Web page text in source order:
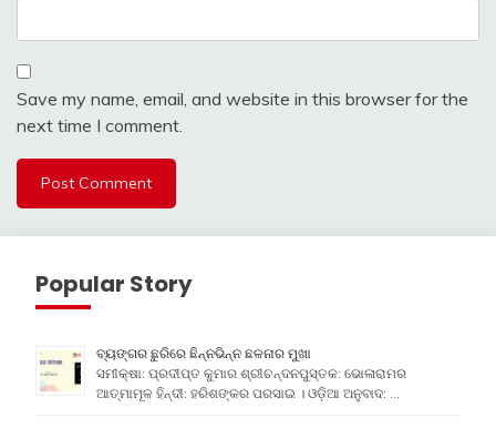
Save my name, email, and website in this browser for the
next time I comment.
Popular Story
ବ୍ୟଙ୍ଗର ଛୁରିରେ ଛିନ୍ନଭିନ୍ନ ଛଳନାର ମୁଖା
ସମୀକ୍ଷା: ପ୍ରଦୀପ୍ତ କୁମାର ଶ୍ରୀଚନ୍ଦନପୁସ୍ତକ: ଭୋଳାରାମର
ଆତ୍ମାମୂଳ ହିନ୍ଦୀ: ହରିଶଙ୍କର ପରସାଇ । ଓଡ଼ିଆ ଅନୁବାଦ: …